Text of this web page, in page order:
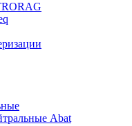
Abat